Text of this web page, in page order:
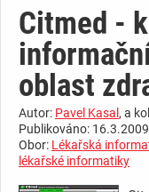
Citmed -
oblast
Autor: Pavel Kasal, a
Publikováno:
Obor: Lékařská
lékařské informatiky